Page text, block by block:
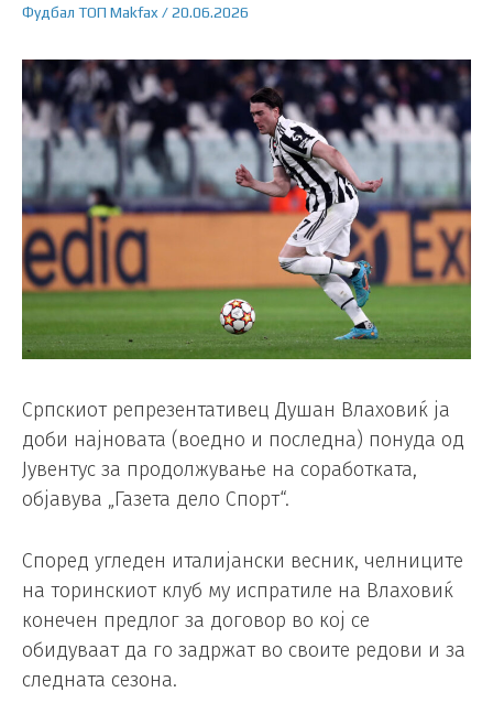
Фудбал ТОП Makfax/20.06.2026
Српскиот репрезентативец Душан Влаховиќ ја
доби најновата (воедно и последна) понуда од
Јувентус за продолжување на соработката,
објавува „Газета дело Спорт“.
Според угледен италијански весник, челниците
на торинскиот клуб му испратиле на Влаховиќ
конечен предлог за договор во кој се
обидуваат да го задржат во своите редови и за
следната сезона.